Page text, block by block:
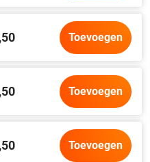
Toevoegen
Toevoegen
Toevoegen